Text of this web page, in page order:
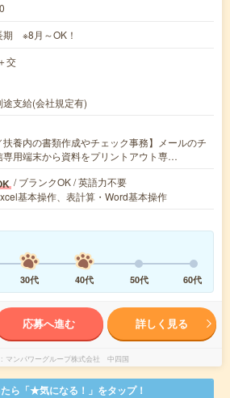
期 ※8月～OK！
交
支給(会社規定有)
扶養内の書類作成やチェック事務】メールのチ
専用端末から資料をプリントアウト専…
/ ブランクOK / 英語力不要
基本操作、表計算・Word基本操作
30代 40代 50代 60代
応募へ進む 詳しく見る
マンパワーグループ株式会社 中四国
ら「★気になる！」をタップ！